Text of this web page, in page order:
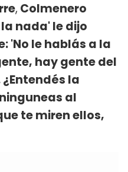
, Colmenero
nada' le dijo
'No le hablás a la
hay gente del
la
al
te miren ellos,